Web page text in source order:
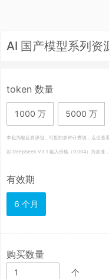
AI 国产模型系列资
token 数量
1000 万 5000 万
本包为融合资源包，可抵扣多种计费项，点击查看
以 DeepSeek V3.1 输入价格（0.004）为基准
有效期
6 个月
购买数量
个